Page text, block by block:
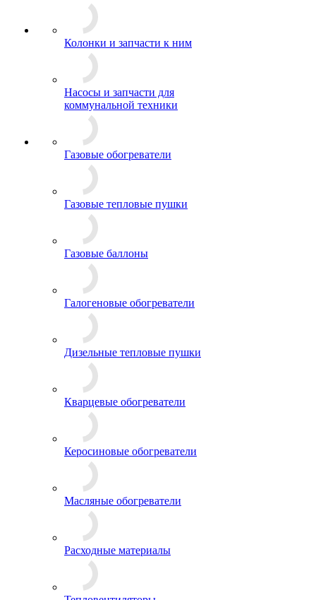
Колонки и запчасти к ним
Насосы и запчасти для
коммунальной техники
Газовые обогреватели
Газовые тепловые пушки
Газовые баллоны
Галогеновые обогреватели
Дизельные тепловые пушки
Кварцевые обогреватели
Керосиновые обогреватели
Масляные обогреватели
Расходные материалы